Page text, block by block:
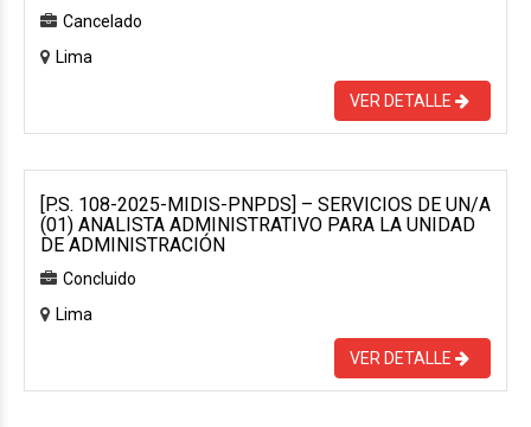
Cancelado
Lima
VER DETALLE
[P.S. 108-2025-MIDIS-PNPDS] – SERVICIOS DE UN/A
(01) ANALISTA ADMINISTRATIVO PARA LA UNIDAD
DE ADMINISTRACIÓN
Concluido
Lima
VER DETALLE